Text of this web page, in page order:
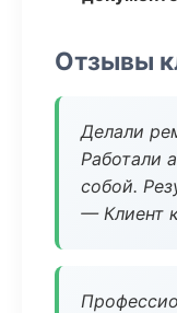
Отзывы
Делали
Работали
собой.
— Клиент